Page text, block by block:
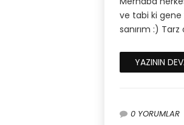
ve tabi ki
sanırım :)
YAZININ
0 YORUMLAR